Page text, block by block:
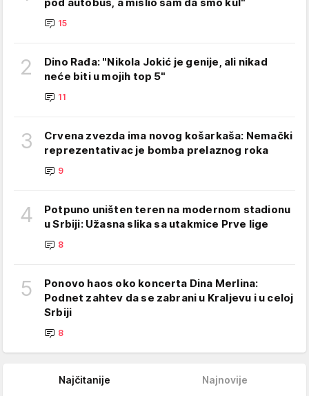
15
2
Dino Rađa: "Nikola Jokić je genije, ali nikad
neće biti u mojih top 5"
11
3
Crvena zvezda ima novog košarkaša: Nemački
reprezentativac je bomba prelaznog roka
9
4
Potpuno uništen teren na modernom stadionu
u Srbiji: Užasna slika sa utakmice Prve lige
8
5
Ponovo haos oko koncerta Dina Merlina:
Podnet zahtev da se zabrani u Kraljevu i u celoj
Srbiji
8
Najčitanije Najnovije